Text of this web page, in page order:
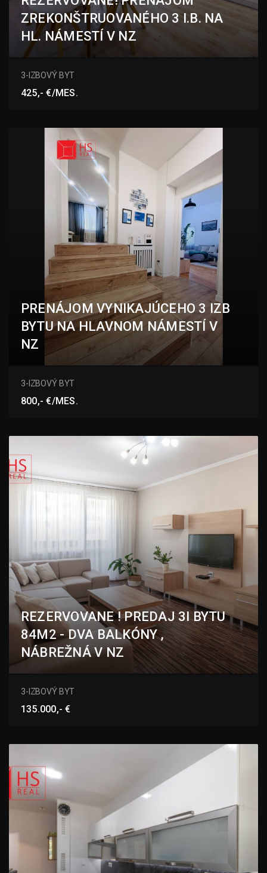
ZREKONŠTRUOVANÉHO 3 I.B. NA
HL. NÁMESTÍ V NZ
Hlavmé námestie, Nové Zámky
3-IZBOVÝ BYT
425,- €/MES.
PRENÁJOM VYNIKAJÚCEHO 3 IZB
BYTU NA HLAVNOM NÁMESTÍ V
NZ
Hlavné námestie, Nové Zámky
3-IZBOVÝ BYT
800,- €/MES.
REZERVOVANE ! PREDAJ 3I BYTU
84M2 - DVA BALKÓNY ,
NÁBREŽNÁ V NZ
Nábrežná, Nové Zámky
3-IZBOVÝ BYT
135.000,- €